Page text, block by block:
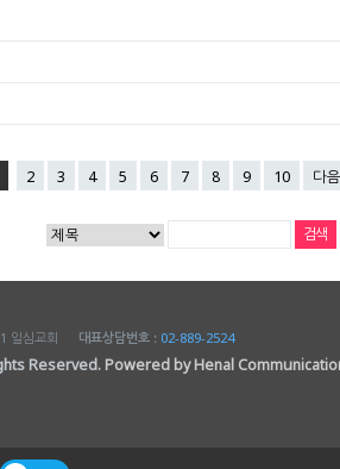
2 3 4 5 6 7 8 9 10 다음
일심교회 대표상담번호 : 02-889-2524
Reserved. Powered by Henal